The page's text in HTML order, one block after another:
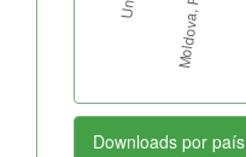
Downloads por país